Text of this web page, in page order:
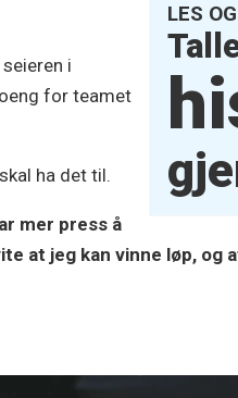
LES
i
for teamet
ha det til.
mer press å
at jeg kan vinne løp, og